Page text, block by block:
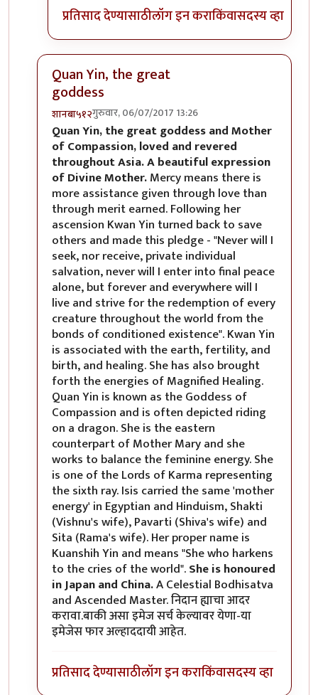
प्रतिसाद देण्यासाठीलॉग इन कराकिंवासदस्य व्हा
Quan Yin, the great
goddess
शानबा५१२गुरुवार, 06/07/2017 13:26
In reply toरेकाई काय क्युट दिसतेय हो,byअभ्या..
Quan Yin, the great goddess and Mother
of Compassion, loved and revered
throughout Asia. A beautiful expression
of Divine Mother.Mercy means there is
more assistance given through love than
through merit earned. Following her
ascension Kwan Yin turned back to save
others and made this pledge - "Never will I
seek, nor receive, private individual
salvation, never will I enter into final peace
alone, but forever and everywhere will I
live and strive for the redemption of every
creature throughout the world from the
bonds of conditioned existence". Kwan Yin
is associated with the earth, fertility, and
birth, and healing. She has also brought
forth the energies of Magnified Healing.
Quan Yin is known as the Goddess of
Compassion and is often depicted riding
on a dragon. She is the eastern
counterpart of Mother Mary and she
works to balance the feminine energy. She
is one of the Lords of Karma representing
the sixth ray. Isis carried the same 'mother
energy' in Egyptian and Hinduism, Shakti
(Vishnu's wife), Pavarti (Shiva's wife) and
Sita (Rama's wife). Her proper name is
Kuanshih Yin and means "She who harkens
to the cries of the world".She is honoured
in Japan and China.A Celestial Bodhisatva
and Ascended Master. निदान ह्याचा आदर
करावा.बाकी असा इमेज सर्च केल्यावर येणा-या
इमेजेस फार अल्हाददायी आहेत.
प्रतिसाद देण्यासाठीलॉग इन कराकिंवासदस्य व्हा